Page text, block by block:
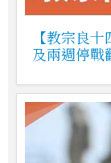
【教宗良
及兩週停戰